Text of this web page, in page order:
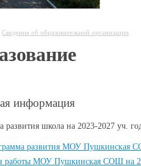
Сведения об образовательной организации
информация
развития школа на 2023-2027 уч.
развития МОУ Пушкинская
работы МОУ Пушкинская СОШ на